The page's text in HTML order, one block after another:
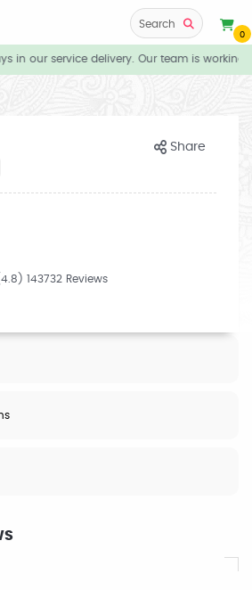
Search
0
in our service delivery. Our team is
Share
143732 Reviews